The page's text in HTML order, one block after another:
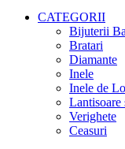
CATEGORII
Bijuterii
Bratari
Diamante
Inele
Inele de
Lantisoare
Verighete
Ceasuri